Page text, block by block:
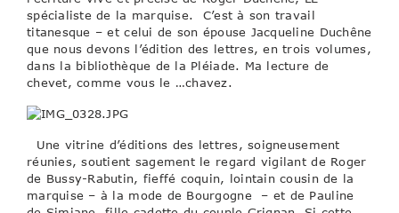
spécialiste de la marquise. C’est à son travail
titanesque – et celui de son épouse Jacqueline Duchêne
que nous devons l’édition des lettres, en trois volumes,
dans la bibliothèque de la Pléiade. Ma lecture de
chevet, comme vous le …chavez.
Une vitrine d’éditions des lettres, soigneusement
réunies, soutient sagement le regard vigilant de Roger
de Bussy-Rabutin, fieffé coquin, lointain cousin de la
marquise – à la mode de Bourgogne – et de Pauline